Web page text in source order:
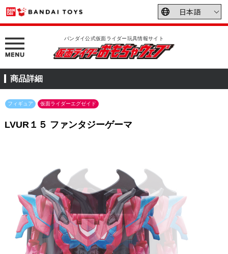
バンダイ公式仮面ライダー玩具情報サイト
商品詳細
フィギュア 仮面ライダーエグゼイド
LVUR１５ ファンタジーゲーマ